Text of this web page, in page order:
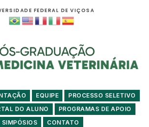
FEDERAL DE VIÇOSA
EQUIPE
PROCESSO SELETIVO
DO ALUNO
PROGRAMAS DE APOIO
SIMPÓSIOS
CONTATO